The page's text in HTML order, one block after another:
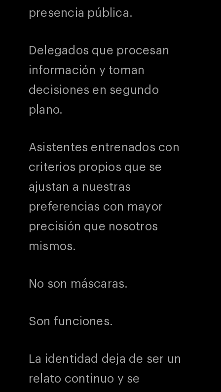
presencia pública.
Delegados que procesan
información y toman
decisiones en segundo
plano.
Asistentes entrenados con
criterios propios que se
ajustan a nuestras
preferencias con mayor
precisión que nosotros
mismos.
No son máscaras.
Son funciones.
La identidad deja de ser un
relato continuo y se